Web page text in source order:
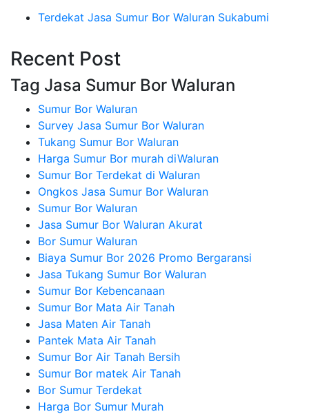
Terdekat Jasa Sumur Bor Waluran Sukabumi
Recent Post
Tag Jasa Sumur Bor Waluran
Sumur Bor Waluran
Survey Jasa Sumur Bor Waluran
Tukang Sumur Bor Waluran
Harga Sumur Bor murah diWaluran
Sumur Bor Terdekat di Waluran
Ongkos Jasa Sumur Bor Waluran
Sumur Bor Waluran
Jasa Sumur Bor Waluran Akurat
Bor Sumur Waluran
Biaya Sumur Bor 2026 Promo Bergaransi
Jasa Tukang Sumur Bor Waluran
Sumur Bor Kebencanaan
Sumur Bor Mata Air Tanah
Jasa Maten Air Tanah
Pantek Mata Air Tanah
Sumur Bor Air Tanah Bersih
Sumur Bor matek Air Tanah
Bor Sumur Terdekat
Harga Bor Sumur Murah